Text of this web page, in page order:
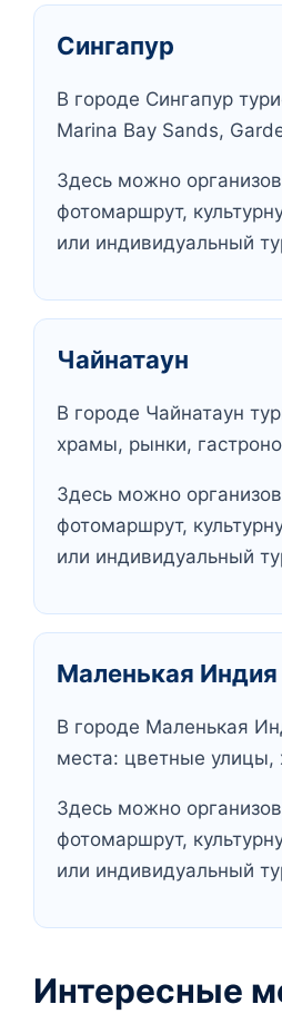
Сингапур
В городе Сингапур
Marina Bay Sands,
Здесь можно
фотомаршрут,
или индивидуальный
Чайнатаун
В городе Чайнатаун
храмы, рынки,
Здесь можно
фотомаршрут,
или индивидуальный
Маленькая Индия
В городе Маленькая
места: цветные
Здесь можно
фотомаршрут,
или индивидуальный
Интересные